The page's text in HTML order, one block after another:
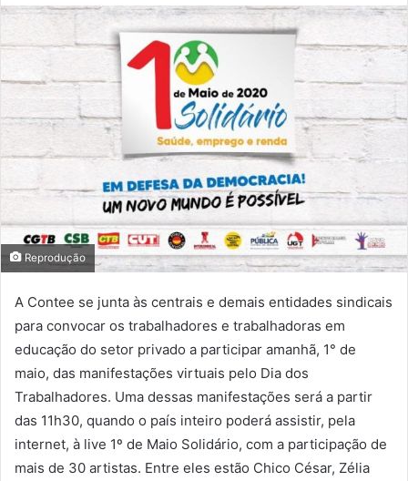
Reprodução
A Contee se junta às centrais e demais entidades sindicais
para convocar os trabalhadores e trabalhadoras em
educação do setor privado a participar amanhã, 1° de
maio, das manifestações virtuais pelo Dia dos
Trabalhadores. Uma dessas manifestações será a partir
das 11h30, quando o país inteiro poderá assistir, pela
internet, à live 1º de Maio Solidário, com a participação de
mais de 30 artistas. Entre eles estão Chico César, Zélia